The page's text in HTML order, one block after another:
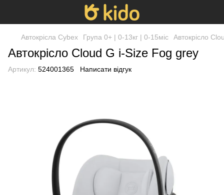
Автокрісла Cybex Група 0+ | 0-13кг | 0-15міс Автокрісло
Автокрісло Cloud G i-Size Fog grey
Артикул: 524001365 Написати відгук